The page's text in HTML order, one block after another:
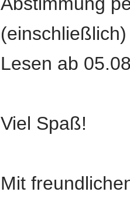
Lesen ab
Viel Spaß!
Mit